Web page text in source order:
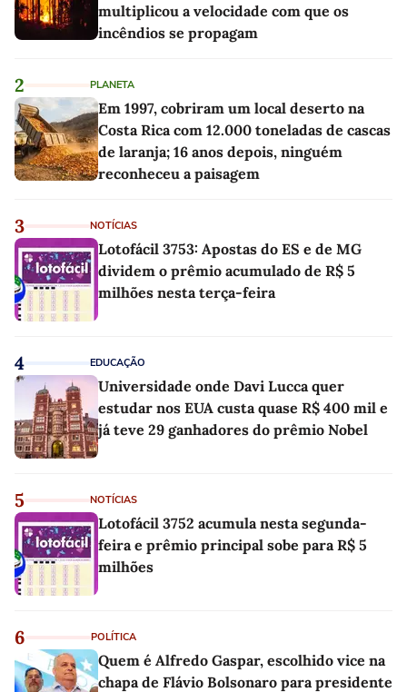
multiplicou a velocidade com que os
incêndios se propagam
2 PLANETA
Em 1997, cobriram um local deserto na
Costa Rica com 12.000 toneladas de cascas
de laranja; 16 anos depois, ninguém
reconheceu a paisagem
3 NOTÍCIAS
Lotofácil 3753: Apostas do ES e de MG
dividem o prêmio acumulado de R$ 5
milhões nesta terça-feira
4 EDUCAÇÃO
Universidade onde Davi Lucca quer
estudar nos EUA custa quase R$ 400 mil e
já teve 29 ganhadores do prêmio Nobel
5 NOTÍCIAS
Lotofácil 3752 acumula nesta segunda-
feira e prêmio principal sobe para R$ 5
milhões
6 POLÍTICA
Quem é Alfredo Gaspar, escolhido vice na
chapa de Flávio Bolsonaro para presidente